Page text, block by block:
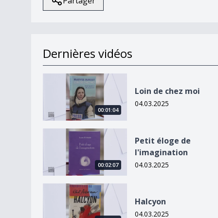
Dernières vidéos
Loin de chez moi
00:01:04
Loin de chez moi
04.03.2025
Petit éloge de l&#039;imagination
00:02:07
Petit éloge de
l'imagination
04.03.2025
Halcyon
Halcyon
04.03.2025